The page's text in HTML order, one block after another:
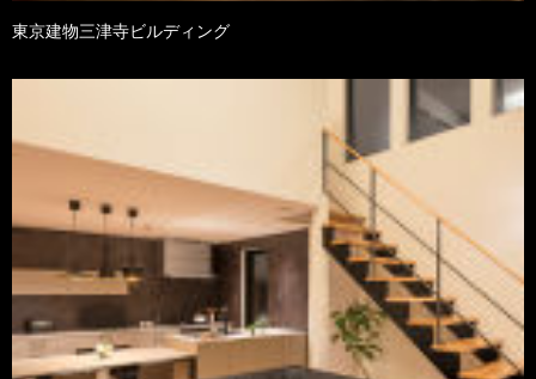
東京建物三津寺ビルディング